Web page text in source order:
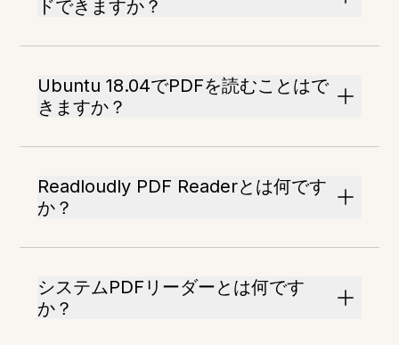
ドできますか？
Ubuntu 18.04でPDFを読むことはで
きますか？
Readloudly PDF Readerとは何です
か？
システムPDFリーダーとは何です
か？